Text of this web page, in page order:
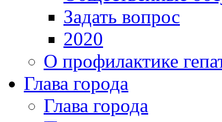
Задать вопрос
2020
О профилактике
Глава города
Глава города